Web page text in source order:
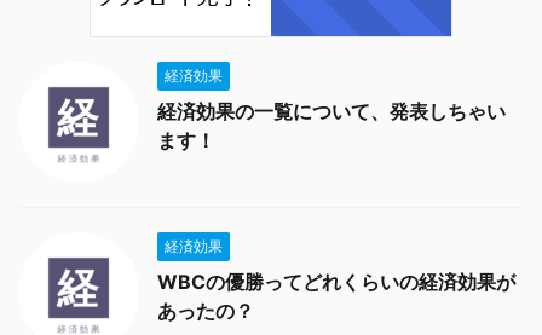
経済効果
経済効果の一覧について、発表しちゃい
ます！
経済効果
WBCの優勝ってどれくらいの経済効果が
あったの？